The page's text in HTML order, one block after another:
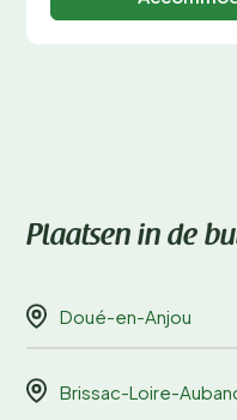
Plaatsen in de
Doué-en-Anjou
Brissac-Loire-